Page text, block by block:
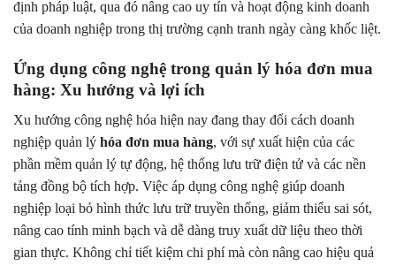
định pháp luật, qua đó nâng cao uy tín và hoạt động kinh doanh
của doanh nghiệp trong thị trường cạnh tranh ngày càng khốc liệt.
Ứng dụng công nghệ trong quản lý hóa đơn mua
hàng: Xu hướng và lợi ích
Xu hướng công nghệ hóa hiện nay đang thay đổi cách doanh
nghiệp quản lý hóa đơn mua hàng, với sự xuất hiện của các
phần mềm quản lý tự động, hệ thống lưu trữ điện tử và các nền
tảng đồng bộ tích hợp. Việc áp dụng công nghệ giúp doanh
nghiệp loại bỏ hình thức lưu trữ truyền thống, giảm thiểu sai sót,
nâng cao tính minh bạch và dễ dàng truy xuất dữ liệu theo thời
gian thực. Không chỉ tiết kiệm chi phí mà còn nâng cao hiệu quả